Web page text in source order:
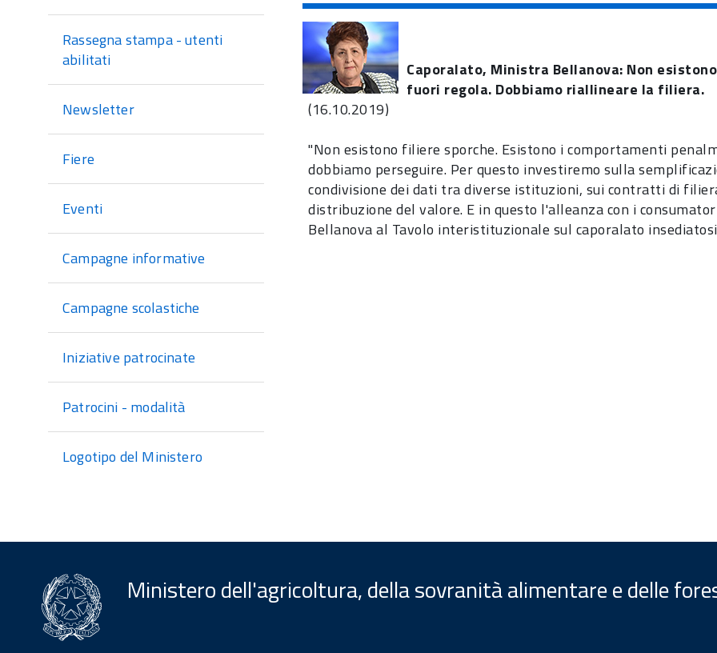
sezione
Rassegna stampa - utenti
abilitati
Newsletter
Fiere
Eventi
Campagne informative
Campagne scolastiche
Iniziative patrocinate
Patrocini - modalità
Logotipo del Ministero
Caporalato, Ministra Bellanova: Non
fuori regola. Dobbiamo riallineare la filiera.
(16.10.2019)
"Non esistono filiere sporche. Esistono i comportamenti
dobbiamo perseguire. Per questo investiremo sulla
condivisione dei dati tra diverse istituzioni, sui contratti di
distribuzione del valore. E in questo l'alleanza con i
Bellanova al Tavolo interistituzionale sul caporalato
Ministero dell'agricoltura, della sovranità alimentare e delle